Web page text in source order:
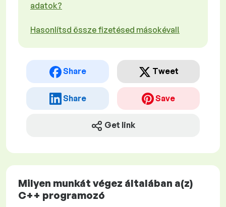
adatok?
Hasonlítsd össze fizetésed másokéval!
Share Tweet
Share Save
Get link
Milyen munkát végez általában a(z)
C++ programozó